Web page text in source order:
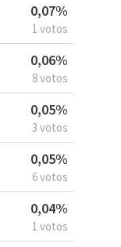
0,07%
1 votos
0,06%
8 votos
0,05%
3 votos
0,05%
6 votos
0,04%
1 votos